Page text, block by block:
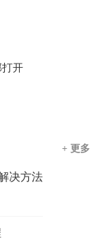
开
+ 更多
决方法